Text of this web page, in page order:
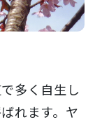
多く自生し
れます。ヤ